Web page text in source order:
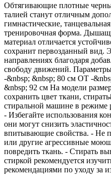
Обтягивающие плотные
талией станут отличным
гимнастические,
тренировочная форма.
материал отличается
сохранит первозданный вид.
направлениях благодаря
свободу движений.
-&nbsp; &nbsp; 80 см ОТ -
&nbsp; 92 см На модели
сохранить цвет ткани,
стиральной машине в режиме
- Избегайте использования
они могут снизить
впитывающие свойства. - Не
или другие агрессивные
повредить ткань. - Стирать
стиркой рекомендуется
рекомендациями по уходу за